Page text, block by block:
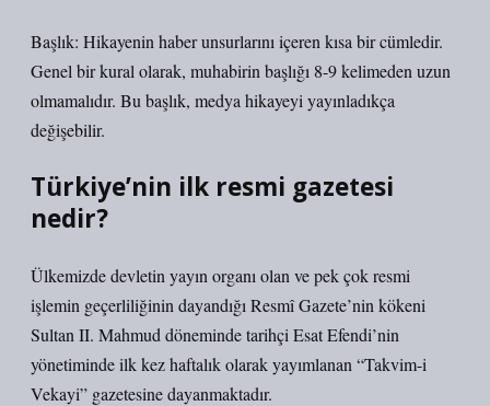
Başlık: Hikayenin haber unsurlarını içeren kısa bir cümledir.
Genel bir kural olarak, muhabirin başlığı 8-9 kelimeden uzun
olmamalıdır. Bu başlık, medya hikayeyi yayınladıkça
değişebilir.
Türkiye’nin ilk resmi gazetesi
nedir?
Ülkemizde devletin yayın organı olan ve pek çok resmi
işlemin geçerliliğinin dayandığı Resmî Gazete’nin kökeni
Sultan II. Mahmud döneminde tarihçi Esat Efendi’nin
yönetiminde ilk kez haftalık olarak yayımlanan “Takvim-i
Vekayi” gazetesine dayanmaktadır.